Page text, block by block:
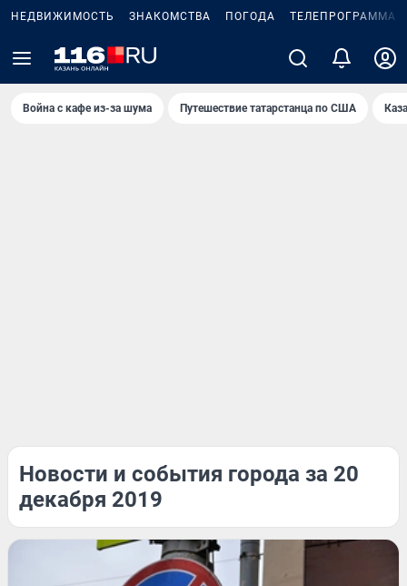
НЕДВИЖИМОСТЬ ЗНАКОМСТВА ПОГОДА ТЕЛЕПРОГРАММА
Война с кафе из-за шума Путешествие татарстанца по США
Новости и события города за 20
декабря 2019